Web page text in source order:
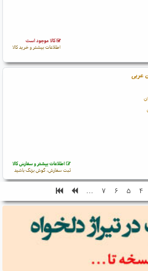
کالا موجود است
اطلاعات بیشتر و خرید کالا
عربی
اطلاعات بیشتر و سفارش کالا
ثبت سفارش، گوش بزنگ باشید
۴ ۵ ۶ ۷ ...